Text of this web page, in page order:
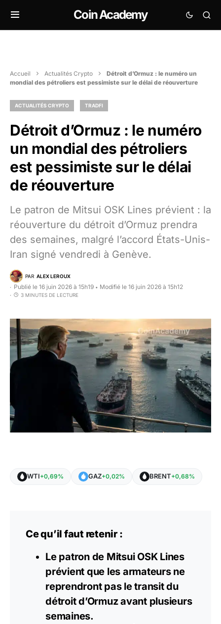
Coin Academy
Accueil Actualités Crypto
Détroit d’Ormuz : le numéro un
mondial des pétroliers est pessimiste sur le délai de réouverture
ACTUALITÉS CRYPTO TRADFI
Détroit d’Ormuz : le numéro
un mondial des pétroliers
est pessimiste sur le délai
de réouverture
Le patron de Mitsui OSK Lines prévient : la
réouverture du détroit d’Ormuz prendra
des semaines, malgré l’accord États-Unis-
Iran signé vendredi à Genève.
PAR ALEX LEROUX
Publié le 16 juin 2026 à 15h19 • Modifié le 16 juin 2026 à 15h12
3 MINUTES DE LECTURE
WTI+0,69% GAZ+0,02% BRENT+0,68%
Ce qu’il faut retenir :
Le patron de Mitsui OSK Lines
prévient que les armateurs ne
reprendront pas le transit du
détroit d’Ormuz avant plusieurs
semaines.